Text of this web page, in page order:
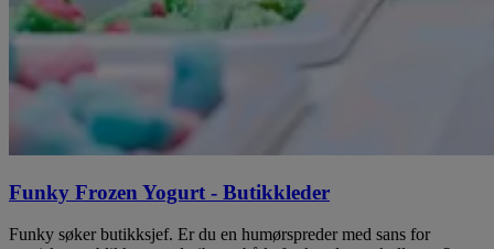
Funky Frozen Yogurt - Butikkleder
Funky søker butikksjef. Er du en humørspreder med sans for